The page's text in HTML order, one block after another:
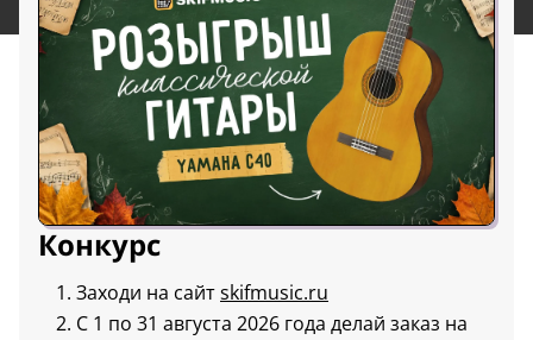
Конкурс
Заходи на сайтskifmusic.ru
С 1 по 31 августа 2026 года делай заказ на